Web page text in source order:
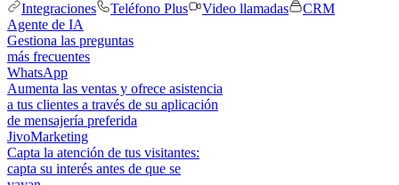
Integraciones
Teléfono Plus Video llamadas
CRM
Agente de IA
Gestiona las preguntas
más frecuentes
WhatsApp
Aumenta las ventas y ofrece asistencia
a tus clientes a través de su aplicación
de mensajería preferida
JivoMarketing
Capta la atención de tus visitantes:
capta su interés antes de que se